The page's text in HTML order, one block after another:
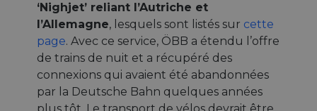
‘Nighjet’ reliant l’Autriche et
l’Allemagne, lesquels sont listés sur cette
page. Avec ce service, ÖBB a étendu l’offre
de trains de nuit et a récupéré des
connexions qui avaient été abandonnées
par la Deutsche Bahn quelques années